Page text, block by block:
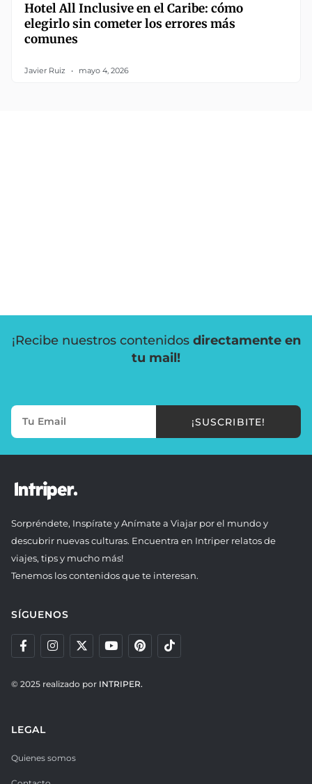
Hotel All Inclusive en el Caribe: cómo
elegirlo sin cometer los errores más
comunes
Javier Ruiz mayo 4, 2026
¡Recibe nuestros contenidos directamente en
tu mail!
¡SUSCRIBITE!
Sorpréndete, Inspírate y Anímate a Viajar por el mundo y
descubrir nuevas culturas. Encuentra en Intriper relatos de
viajes, tips y mucho más!
Tenemos los contenidos que te interesan.
SÍGUENOS
© 2025 realizado por INTRIPER.
LEGAL
Quienes somos